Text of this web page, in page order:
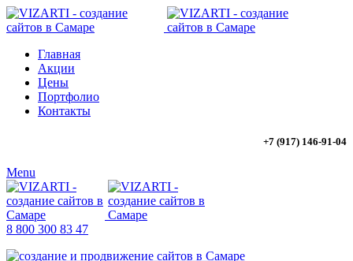
Главная
Акции
Цены
Портфолио
Контакты
+7 (917) 146-91-04
Menu
8 800 300 83 47